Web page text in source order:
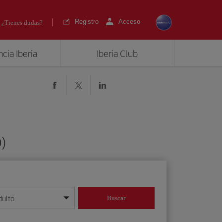
¿Tienes dudas? Registro Acceso
Iberia Iberia Club
mes/año
Buscar